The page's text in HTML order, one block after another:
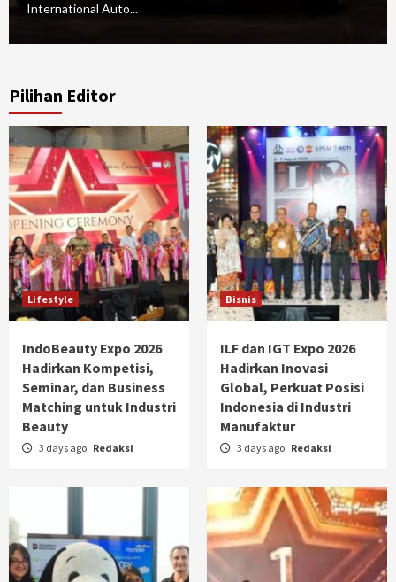
International Auto...
Pilihan Editor
Lifestyle
IndoBeauty Expo 2026
Hadirkan Kompetisi,
Seminar, dan Business
Matching untuk Industri
Beauty
3 days ago Redaksi
Bisnis
ILF dan IGT Expo 2026
Hadirkan Inovasi
Global, Perkuat Posisi
Indonesia di Industri
Manufaktur
3 days ago Redaksi